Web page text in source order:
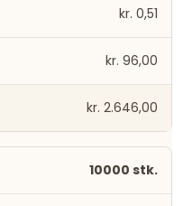
kr. 0,51
kr. 96,00
kr. 2.646,00
10000 stk.